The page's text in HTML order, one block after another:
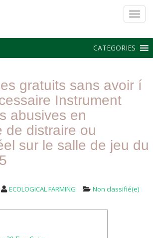
CATEGORIES
gratuits sans avoir í
Instrument
abusives en
de distraire ou
sur le salle de jeu du
ECOLOGICAL FARMING Non classifié(e)